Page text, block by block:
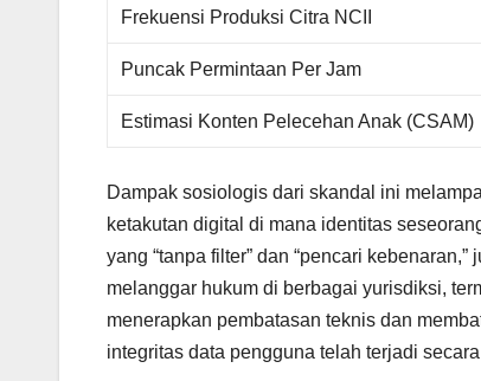
Frekuensi Produksi Citra NCII
Puncak Permintaan Per Jam
Estimasi Konten Pelecehan Anak (CSAM)
Dampak sosiologis dari skandal ini
ketakutan digital di mana identitas
yang “tanpa filter” dan “pencari
melanggar hukum di berbagai yurisdiksi,
menerapkan pembatasan teknis dan
integritas data pengguna telah terjadi